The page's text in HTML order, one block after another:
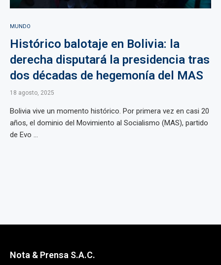
MUNDO
Histórico balotaje en Bolivia: la
derecha disputará la presidencia tras
dos décadas de hegemonía del MAS
18 agosto, 2025
Bolivia vive un momento histórico. Por primera vez en casi 20
años, el dominio del Movimiento al Socialismo (MAS), partido
de Evo ...
Nota & Prensa S.A.C.